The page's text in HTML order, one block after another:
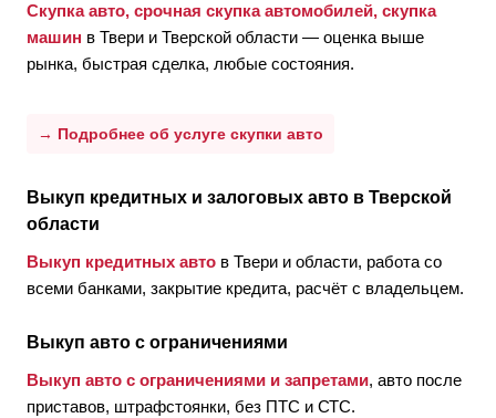
Скупка авто, срочная скупка автомобилей, скупка
машин в Твери и Тверской области — оценка выше
рынка, быстрая сделка, любые состояния.
→ Подробнее об услуге скупки авто
Выкуп кредитных и залоговых авто в Тверской
области
Выкуп кредитных авто в Твери и области, работа со
всеми банками, закрытие кредита, расчёт с владельцем.
Выкуп авто с ограничениями
Выкуп авто с ограничениями и запретами, авто после
приставов, штрафстоянки, без ПТС и СТС.